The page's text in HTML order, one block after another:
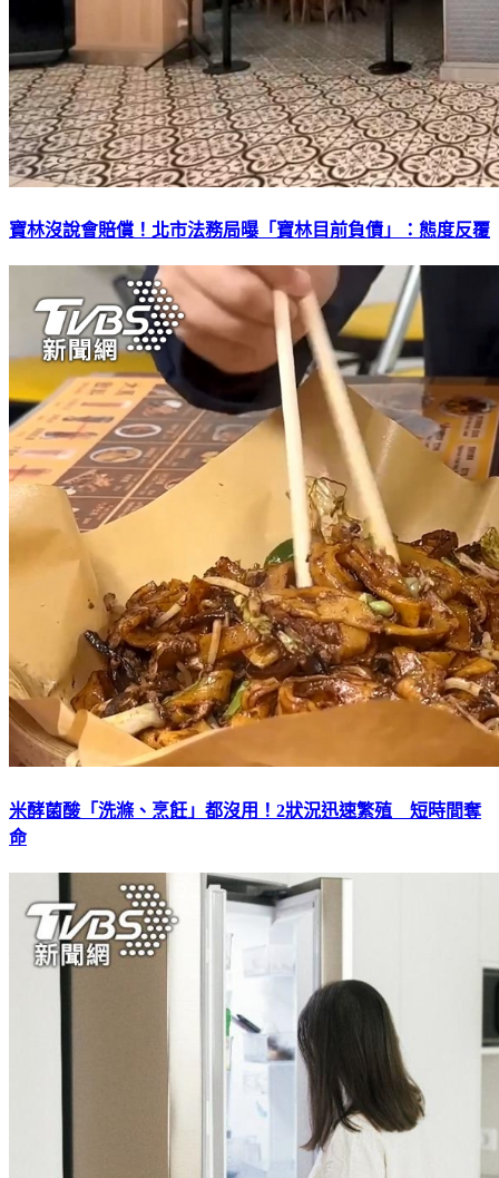
寶林沒說會賠償！北市法務局曝「寶林目前負債」：態度反覆
米酵菌酸「洗滌、烹飪」都沒用！2狀況迅速繁殖 短時間奪
命